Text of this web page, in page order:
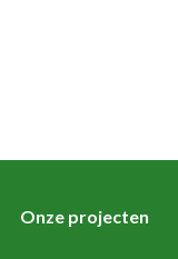
Onze projecten